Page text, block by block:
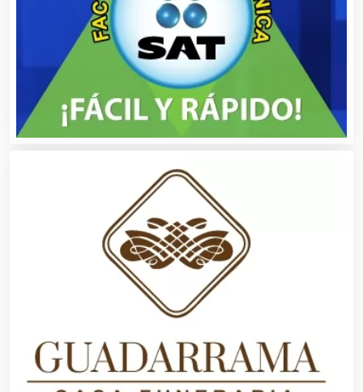
Artículos de Oficina
Artículos de Piel
Artículos Deportivos
Artículos Importados
Artículos para el Hogar
Artículos para Regalos
Artículos Personales